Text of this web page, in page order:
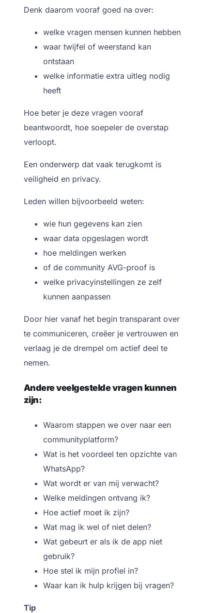
Denk daarom vooraf goed na over:
welke vragen mensen kunnen hebben
waar twijfel of weerstand kan
ontstaan
welke informatie extra uitleg nodig
heeft
Hoe beter je deze vragen vooraf
beantwoordt, hoe soepeler de overstap
verloopt.
Een onderwerp dat vaak terugkomt is
veiligheid en privacy.
Leden willen bijvoorbeeld weten:
wie hun gegevens kan zien
waar data opgeslagen wordt
hoe meldingen werken
of de community AVG-proof is
welke privacyinstellingen ze zelf
kunnen aanpassen
Door hier vanaf het begin transparant over
te communiceren, creëer je vertrouwen en
verlaag je de drempel om actief deel te
nemen.
Andere veelgestelde vragen kunnen
zijn:
Waarom stappen we over naar een
communityplatform?
Wat is het voordeel ten opzichte van
WhatsApp?
Wat wordt er van mij verwacht?
Welke meldingen ontvang ik?
Hoe actief moet ik zijn?
Wat mag ik wel of niet delen?
Wat gebeurt er als ik de app niet
gebruik?
Hoe stel ik mijn profiel in?
Waar kan ik hulp krijgen bij vragen?
Tip